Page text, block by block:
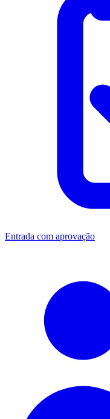
Entrada com aprovação